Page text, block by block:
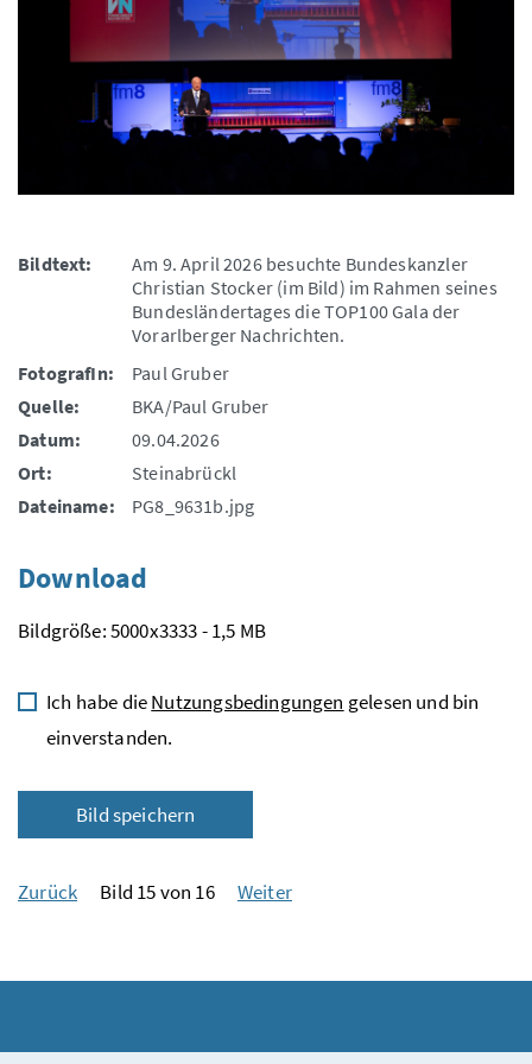
Bildtext:
Am 9. April 2026 besuchte Bundeskanzler
Christian Stocker (im Bild) im Rahmen seines
Bundesländertages die TOP100 Gala der
Vorarlberger Nachrichten.
FotografIn:
Paul Gruber
Quelle:
BKA/Paul Gruber
Datum:
09.04.2026
Ort:
Steinabrückl
Dateiname:
PG8_9631b.jpg
Download
Bildgröße: 5000x3333 - 1,5 MB
Ich habe dieNutzungsbedingungen gelesen und bin
einverstanden.
Bild speichern
Zurück Bild 15 von 16 Weiter